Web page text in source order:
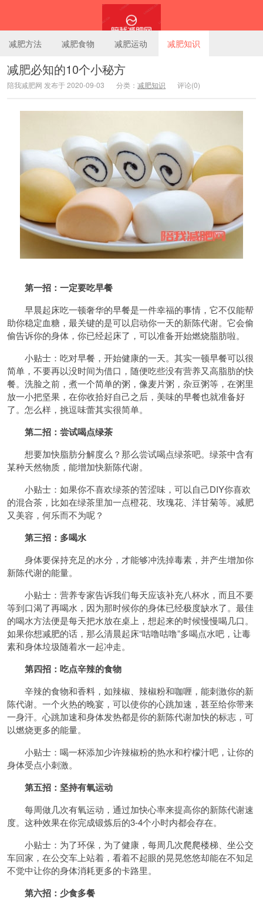
陪我减肥网
减肥方法 减肥食物 减肥运动 减肥知识
减肥必知的10个小秘方
陪我减肥网 发布于 2020-09-03 分类： 减肥知识 评论(0)
第一招：一定要吃早餐
早晨起床吃一顿奢华的早餐是一件幸福的事情，它不仅能帮
助你稳定血糖，最关键的是可以启动你一天的新陈代谢。它会偷
偷告诉你的身体，你已经起床了，可以准备开始燃烧脂肪啦。
小贴士：吃对早餐，开始健康的一天。其实一顿早餐可以很
简单，不要再以没时间为借口，随便吃些没有营养又高脂肪的快
餐。洗脸之前，煮一个简单的粥，像麦片粥，杂豆粥等，在粥里
放一小把坚果，在你收拾好自己之后，美味的早餐也就准备好
了。怎么样，挑逗味蕾其实很简单。
第二招：尝试喝点绿茶
想要加快脂肪分解度么？那么尝试喝点绿茶吧。绿茶中含有
某种天然物质，能增加快新陈代谢。
小贴士：如果你不喜欢绿茶的苦涩味，可以自己DIY你喜欢
的混合茶，比如在绿茶里加一点橙花、玫瑰花、洋甘菊等。减肥
又美容，何乐而不为呢？
第三招：多喝水
身体要保持充足的水分，才能够冲洗掉毒素，并产生增加你
新陈代谢的能量。
小贴士：营养专家告诉我们每天应该补充八杯水，而且不要
等到口渴了再喝水，因为那时候你的身体已经极度缺水了。最佳
的喝水方法便是每天把水放在桌上，想起来的时候慢慢喝几口。
如果你想减肥的话，那么清晨起床“咕噜咕噜”多喝点水吧，让毒
素和身体垃圾随着水一起冲走。
第四招：吃点辛辣的食物
辛辣的食物和香料，如辣椒、辣椒粉和咖喱，能刺激你的新
陈代谢。一个火热的晚宴，可以使你的心跳加速，甚至给你带来
一身汗。心跳加速和身体发热都是你的新陈代谢加快的标志，可
以燃烧更多的能量。
小贴士：喝一杯添加少许辣椒粉的热水和柠檬汁吧，让你的
身体受点小刺激。
第五招：坚持有氧运动
每周做几次有氧运动，通过加快心率来提高你的新陈代谢速
度。这种效果在你完成锻炼后的3-4个小时内都会存在。
小贴士：为了环保，为了健康，每周几次爬爬楼梯、坐公交
车回家，在公交车上站着，看着不起眼的晃晃悠悠却能在不知足
不觉中让你的身体消耗更多的卡路里。
第六招：少食多餐